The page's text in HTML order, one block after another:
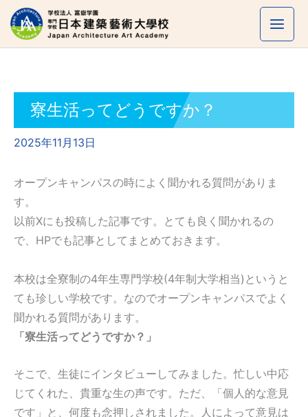
を
寮生活ってどうですか？
2025年11月13日
オープンキャンパスの時によく聞かれる質問がありま
す。
以前Xにも投稿した記事です。とても良く聞かれるの
で、HPでも記事としてまとめておきます。
本校は全寮制の4年生専門学校(4年制大学相当)というと
ても珍しい学校です。なのでオープンキャンパスでよく
聞かれる質問があります。
「寮生活ってどうですか？」
そこで、生徒にインタビューしてみました。忙しい中応
じてくれた、貴重な生の声です。ただ、「個人的な意見
です」と、何度も念押しされました。人によって意見は